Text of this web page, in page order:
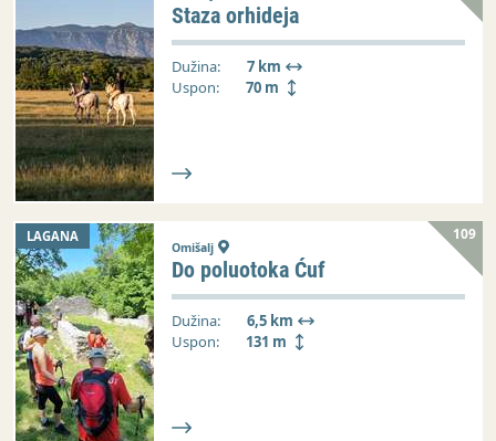
Staza orhideja
Dužina:
7 km
Uspon:
70 m
LAGANA 109
Omišalj
Do poluotoka Ćuf
Dužina:
6,5 km
Uspon:
131 m